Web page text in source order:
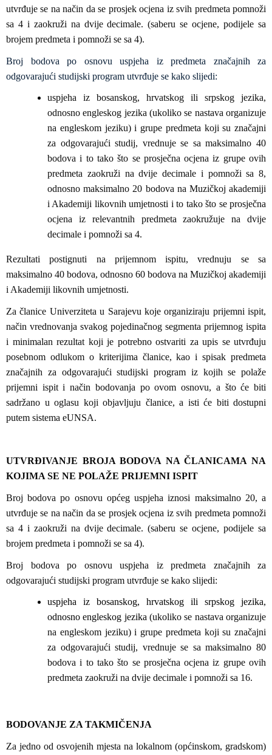
utvrđuje se na način da se prosjek ocjena iz svih predmeta pomnoži
sa 4 i zaokruži na dvije decimale. (saberu se ocjene, podijele sa
brojem predmeta i pomnoži se sa 4).
Broj bodova po osnovu uspjeha iz predmeta značajnih za
odgovarajući studijski program utvrđuje se kako slijedi:
uspjeha iz bosanskog, hrvatskog ili srpskog jezika,
odnosno engleskog jezika (ukoliko se nastava organizuje
na engleskom jeziku) i grupe predmeta koji su značajni
za odgovarajući studij, vrednuje se sa maksimalno 40
bodova i to tako što se prosječna ocjena iz grupe ovih
predmeta zaokruži na dvije decimale i pomnoži sa 8,
odnosno maksimalno 20 bodova na Muzičkoj akademiji
i Akademiji likovnih umjetnosti i to tako što se prosječna
ocjena iz relevantnih predmeta zaokružuje na dvije
decimale i pomnoži sa 4.
Rezultati postignuti na prijemnom ispitu, vrednuju se sa
maksimalno 40 bodova, odnosno 60 bodova na Muzičkoj akademiji
i Akademiji likovnih umjetnosti.
Za članice Univerziteta u Sarajevu koje organiziraju prijemni ispit,
način vrednovanja svakog pojedinačnog segmenta prijemnog ispita
i minimalan rezultat koji je potrebno ostvariti za upis se utvrđuju
posebnom odlukom o kriterijima članice, kao i spisak predmeta
značajnih za odgovarajući studijski program iz kojih se polaže
prijemni ispit i način bodovanja po ovom osnovu, a što će biti
sadržano u oglasu koji objavljuju članice, a isti će biti dostupni
putem sistema eUNSA.
UTVRĐIVANJE BROJA BODOVA NA ČLANICAMA NA
KOJIMA SE NE POLAŽE PRIJEMNI ISPIT
Broj bodova po osnovu općeg uspjeha iznosi maksimalno 20, a
utvrđuje se na način da se prosjek ocjena iz svih predmeta pomnoži
sa 4 i zaokruži na dvije decimale. (saberu se ocjene, podijele sa
brojem predmeta i pomnoži se sa 4).
Broj bodova po osnovu uspjeha iz predmeta značajnih za
odgovarajući studijski program utvrđuje se kako slijedi:
uspjeha iz bosanskog, hrvatskog ili srpskog jezika,
odnosno engleskog jezika (ukoliko se nastava organizuje
na engleskom jeziku) i grupe predmeta koji su značajni
za odgovarajući studij, vrednuje se sa maksimalno 80
bodova i to tako što se prosječna ocjena iz grupe ovih
predmeta zaokruži na dvije decimale i pomnoži sa 16.
BODOVANJE ZA TAKMIČENJA
Za jedno od osvojenih mjesta na lokalnom (općinskom, gradskom)